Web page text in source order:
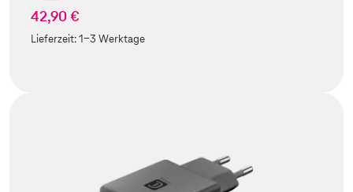
42,90 €
Lieferzeit:1-3 Werktage